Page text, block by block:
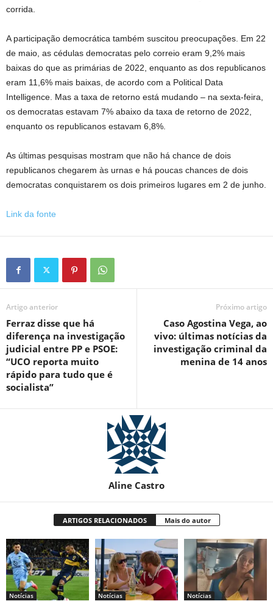
corrida.
A participação democrática também suscitou preocupações. Em 22
de maio, as cédulas democratas pelo correio eram 9,2% mais
baixas do que as primárias de 2022, enquanto as dos republicanos
eram 11,6% mais baixas, de acordo com a Political Data
Intelligence. Mas a taxa de retorno está mudando – na sexta-feira,
os democratas estavam 7% abaixo da taxa de retorno de 2022,
enquanto os republicanos estavam 6,8%.
As últimas pesquisas mostram que não há chance de dois
republicanos chegarem às urnas e há poucas chances de dois
democratas conquistarem os dois primeiros lugares em 2 de junho.
Link da fonte
Artigo anterior
Ferraz disse que há
diferença na investigação
judicial entre PP e PSOE:
“UCO reporta muito
rápido para tudo que é
socialista”
Próximo artigo
Caso Agostina Vega, ao
vivo: últimas notícias da
investigação criminal da
menina de 14 anos
Aline Castro
ARTIGOS RELACIONADOS Mais do autor
Notícias Notícias Notícias